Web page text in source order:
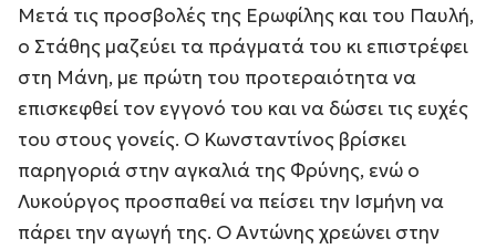
Μετά τις προσβολές της Ερωφίλης και του Παυλή,
ο Στάθης μαζεύει τα πράγματά του κι επιστρέφει
στη Μάνη, με πρώτη του προτεραιότητα να
επισκεφθεί τον εγγονό του και να δώσει τις ευχές
του στους γονείς. Ο Κωνσταντίνος βρίσκει
παρηγοριά στην αγκαλιά της Φρύνης, ενώ ο
Λυκούργος προσπαθεί να πείσει την Ισμήνη να
πάρει την αγωγή της. Ο Αντώνης χρεώνει στην